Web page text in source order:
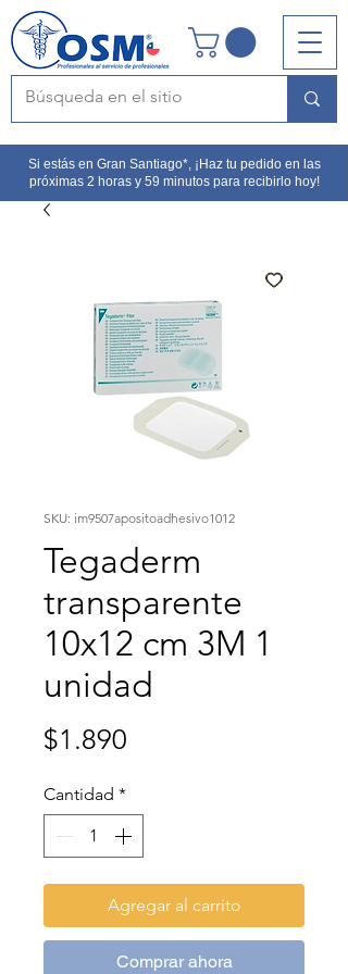
Si estás en Gran Santiago*, ¡Haz tu pedido en las
próximas 2 horas y 59 minutos para recibirlo hoy!
SKU: im9507apositoadhesivo1012
Tegaderm
transparente
10x12 cm 3M 1
unidad
$1.890
Cantidad *
Agregar al carrito
Comprar ahora